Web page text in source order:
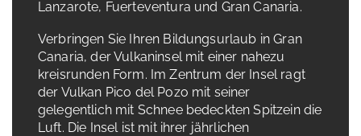
Lanzarote, Fuerteventura und Gran Canaria.
Verbringen Sie Ihren Bildungsurlaub in Gran
Canaria, der Vulkaninsel mit einer nahezu
kreisrunden Form. Im Zentrum der Insel ragt
der Vulkan Pico del Pozo mit seiner
gelegentlich mit Schnee bedeckten Spitzein die
Luft. Die Insel ist mit ihrer jährlichen